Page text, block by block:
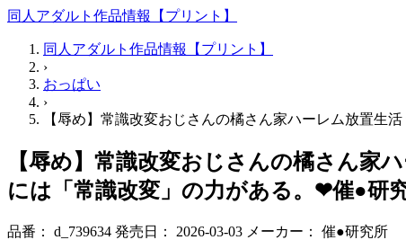
同人アダルト作品情報【プリント】
同人アダルト作品情報【プリント】
›
おっぱい
›
【辱め】常識改変おじさんの橘さん家ハーレム放置生
【辱め】常識改変おじさんの橘さん家
には「常識改変」の力がある。❤催●研
品番： d_739634 発売日： 2026-03-03 メーカー： 催●研究所